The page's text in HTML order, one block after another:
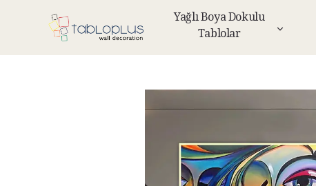
Yağlı Boya Dokulu
Tablolar